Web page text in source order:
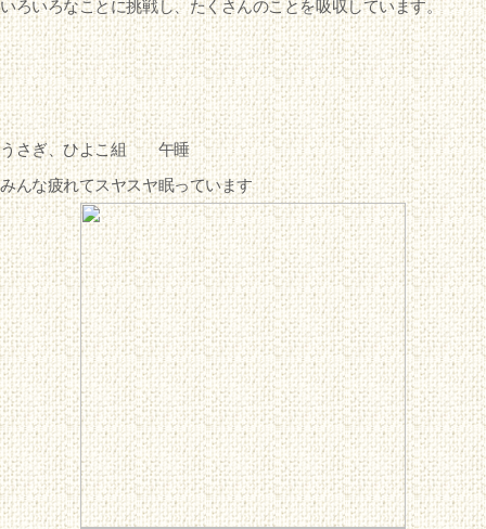
いろいろなことに挑戦し、たくさんのことを吸収しています。
うさぎ、ひよこ組 午睡
みんな疲れてスヤスヤ眠っています